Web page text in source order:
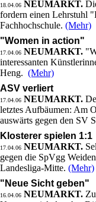
18.04.06 NEUMARKT.
fordern einen Lehrstuhl
Fachhochschule. (Mehr)
"Women in action"
17.04.06 NEUMARKT.
interessanten
Heng. (Mehr)
ASV verliert
17.04.06 NEUMARKT.
letztes Aufbäumen: Am
auswärts gegen den SV
Klosterer spielen 1:1
17.04.06 NEUMARKT.
gegen die SpVgg
Landesliga-Mitte. (Mehr)
"Neue Sicht geben"
16.04.06 NEUMARKT.